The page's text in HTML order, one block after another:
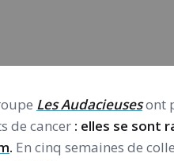
Les Audacieusesont
de cancer : elles se sont
. En cinq semaines de